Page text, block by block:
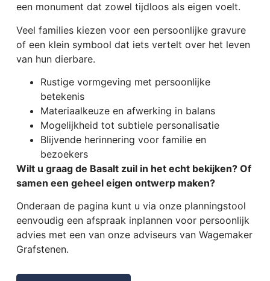
een monument dat zowel tijdloos als eigen voelt.
Veel families kiezen voor een persoonlijke gravure
of een klein symbool dat iets vertelt over het leven
van hun dierbare.
Rustige vormgeving met persoonlijke
betekenis
Materiaalkeuze en afwerking in balans
Mogelijkheid tot subtiele personalisatie
Blijvende herinnering voor familie en
bezoekers
Wilt u graag de Basalt zuil in het echt bekijken? Of
samen een geheel eigen ontwerp maken?
Onderaan de pagina kunt u via onze planningstool
eenvoudig een afspraak inplannen voor persoonlijk
advies met een van onze adviseurs van Wagemaker
Grafstenen.